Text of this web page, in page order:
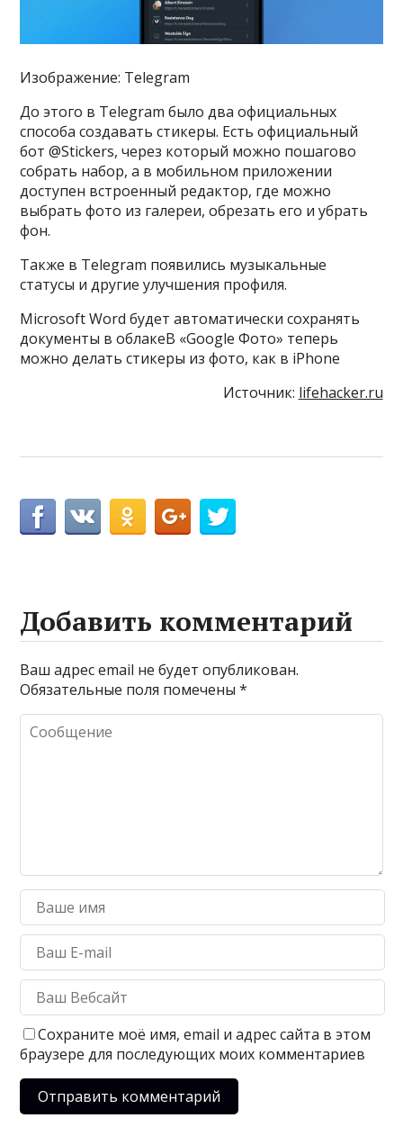
Изображение: Telegram
До этого в Telegram было два официальных
способа создавать стикеры. Есть официальный
бот @Stickers, через который можно пошагово
собрать набор, а в мобильном приложении
доступен встроенный редактор, где можно
выбрать фото из галереи, обрезать его и убрать
фон.
Также в Telegram появились музыкальные
статусы и другие улучшения профиля.
Microsoft Word будет автоматически сохранять
документы в облакеВ «Google Фото» теперь
можно делать стикеры из фото, как в iPhone
Источник: lifehacker.ru
Добавить комментарий
Ваш адрес email не будет опубликован.
Обязательные поля помечены*
Сохраните моё имя, email и адрес сайта в этом
браузере для последующих моих комментариев